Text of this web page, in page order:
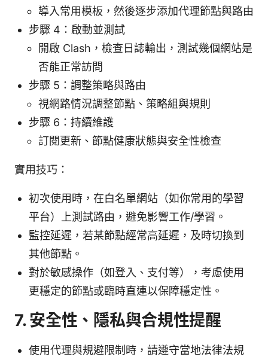
導入常用模板，然後逐步添加代理節點與路由
步驟 4：啟動並測試
開啟 Clash，檢查日誌輸出，測試幾個網站是
否能正常訪問
步驟 5：調整策略與路由
視網路情況調整節點、策略組與規則
步驟 6：持續維護
訂閱更新、節點健康狀態與安全性檢查
實用技巧：
初次使用時，在白名單網站（如你常用的學習
平台）上測試路由，避免影響工作/學習。
監控延遲，若某節點經常高延遲，及時切換到
其他節點。
對於敏感操作（如登入、支付等），考慮使用
更穩定的節點或臨時直連以保障穩定性。
7. 安全性、隱私與合規性提醒
使用代理與規避限制時，請遵守當地法律法規